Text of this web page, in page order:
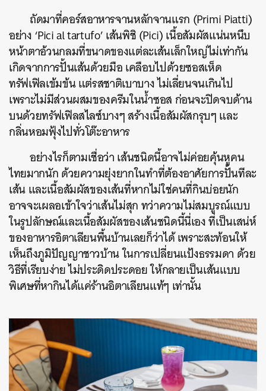
ถัดมาที่คอร์สอาหารจานหลักจานแรก (Primi Piatti)
อย่าง ‘Pici al tartufo’ เส้นพิชิ (Pici) เนื้อสัมผัสแน่นหนึบ
หน้าตาอ้วนกลมที่ขนาดของแต่ละเส้นเล็กใหญ่ไม่เท่ากัน
เกิดจากการปั้นเส้นด้วยมือ เคลือบไปด้วยซอสเห็ด
ทรัฟเฟิลเข้มข้น แต่รสชาติเบาบาง ไม่เลี่ยนจนเกินไป
เพราะไม่มีส่วนผสมของครีมในน้ำซอส ก่อนจะปิดจบด้าน
บนด้วยทรัฟเฟิลสไลซ์บางๆ สร้างเนื้อสัมผัสกรุบๆ และ
กลิ่นหอมฟุ้งไปทั่วโต๊ะอาหาร
อย่างไรก็ตามเชื่อว่า เส้นชนิดนี้อาจไม่ค่อยคุ้นหูคน
ไทยมากนัก ด้วยความยุ่งยากในทำที่ต้องอาศัยการปั้นทีละ
เส้น และเนื้อสัมผัสของเส้นที่หากไม่ใช่คนที่กินบ่อยนัก
อาจจะเผลอเข้าใจว่าเส้นไม่สุก ทว่าความไม่สมบูรณ์แบบ
ในรูปลักษณ์และเนื้อสัมผัสของเส้นชนิดนี้นี่เอง ที่เป็นเสน่ห์
ของอาหารอิตาเลียนพื้นบ้านเลยก็ว่าได้ เพราะสะท้อนให้
เห็นถึงภูมิปัญญาชาวบ้าน ในการเปลี่ยนแป้งธรรมดา ด้วย
วิธีที่เรียบง่าย ไม่ประดิดประดอย ให้กลายเป็นเส้นแบบ
พิเศษที่หากินได้แค่ร้านอิตาเลียนแท้ๆ เท่านั้น